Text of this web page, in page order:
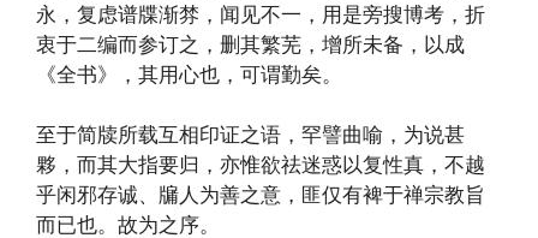
永，复虑谱牒渐棼，闻见不一，用是旁搜博考，折
衷于二编而参订之，删其繁芜，增所未备，以成
《全书》，其用心也，可谓勤矣。
至于简牍所载互相印证之语，罕譬曲喻，为说甚
夥，而其大指要归，亦惟欲祛迷惑以复性真，不越
乎闲邪存诚、牖人为善之意，匪仅有裨于禅宗教旨
而已也。故为之序。